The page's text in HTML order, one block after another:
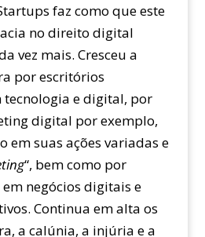
faz como que este
no direito digital
vez mais. Cresceu a
por escritórios
tecnologia e digital, por
digital por exemplo,
em suas ações variadas e
“, bem como por
negócios digitais e
Continua em alta os
a calúnia, a injúria e a